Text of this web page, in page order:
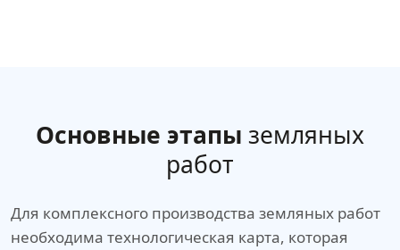
Основные этапы земляных
работ
Для комплексного производства земляных работ
необходима технологическая карта, которая